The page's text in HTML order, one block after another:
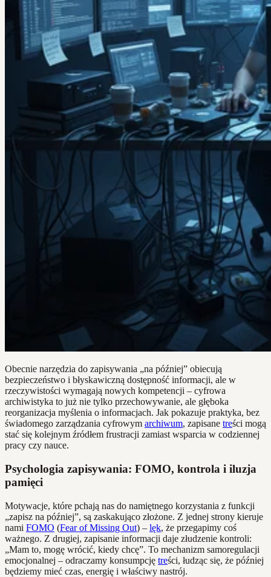
Obecnie narzędzia do zapisywania „na później” obiecują
bezpieczeństwo i błyskawiczną dostępność informacji, ale w
rzeczywistości wymagają nowych kompetencji – cyfrowa
archiwistyka to już nie tylko przechowywanie, ale głęboka
reorganizacja myślenia o informacjach. Jak pokazuje praktyka, bez
świadomego zarządzania cyfrowym archiwum, zapisane treści mogą
stać się kolejnym źródłem frustracji zamiast wsparcia w codziennej
pracy czy nauce.
Psychologia zapisywania: FOMO, kontrola i iluzja
pamięci
Motywacje, które pchają nas do namiętnego korzystania z funkcji
„zapisz na później”, są zaskakująco złożone. Z jednej strony kieruje
nami FOMO (Fear of Missing Out) – lęk, że przegapimy coś
ważnego. Z drugiej, zapisanie informacji daje złudzenie kontroli:
„Mam to, mogę wrócić, kiedy chcę”. To mechanizm samoregulacji
emocjonalnej – odraczamy konsumpcję treści, łudząc się, że później
będziemy mieć czas, energię i właściwy nastrój.